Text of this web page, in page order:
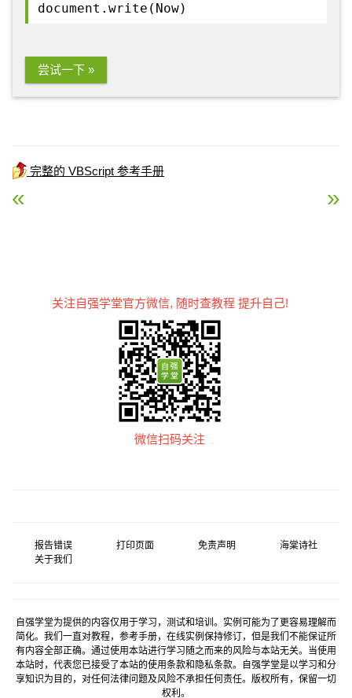
document.write(Now)
尝试一下 »
完整的 VBScript 参考手册
« VBScript MonthName 函数VBScript Second 函数 »
关注自强学堂官方微信, 随时查教程 提升自己!
微信扫码关注
报告错误 打印页面 免责声明
海棠诗社
关于我们
自强学堂为提供的内容仅用于学习，测试和培训。实例可能为了更容易理解而
简化。我们一直对教程，参考手册，在线实例保持修订，但是我们不能保证所
有内容全部正确。通过使用本站进行学习随之而来的风险与本站无关。当使用
本站时，代表您已接受了本站的使用条款和隐私条款。自强学堂是以学习和分
享知识为目的，对任何法律问题及风险不承担任何责任。版权所有，保留一切
权利。